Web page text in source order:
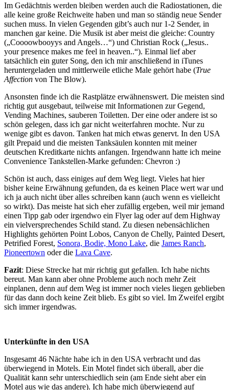
Im Gedächtnis werden bleiben werden auch die Radiostationen, die
alle keine große Reichweite haben und man so ständig neue Sender
suchen muss. In vielen Gegenden gibt’s auch nur 1-2 Sender, in
manchen gar keine. Die Musik ist aber meist die gleiche: Country
(„Coooowbooyys and Angels…“) und Christian Rock („Jesus..
your presence makes me feel in heaven..“). Einmal lief aber
tatsächlich ein guter Song, den ich mir anschließend in iTunes
heruntergeladen und mittlerweile etliche Male gehört habe (True
Affection von The Blow).
Ansonsten finde ich die Rastplätze erwähnenswert. Die meisten sind
richtig gut ausgebaut, teilweise mit Informationen zur Gegend,
Vending Machines, sauberen Toiletten. Der eine oder andere ist so
schön gelegen, dass ich gar nicht weiterfahren mochte. Nur zu
wenige gibt es davon. Tanken hat mich etwas genervt. In den USA
gilt Prepaid und die meisten Tanksäulen konnten mit meiner
deutschen Kreditkarte nichts anfangen. Irgendwann hatte ich meine
Convenience Tankstellen-Marke gefunden: Chevron :)
Schön ist auch, dass einiges auf dem Weg liegt. Vieles hat hier
bisher keine Erwähnung gefunden, da es keinen Place wert war und
ich ja auch nicht über alles schreiben kann (auch wenn es vielleicht
so wirkt). Das meiste hat sich eher zufällig ergeben, weil mir jemand
einen Tipp gab oder irgendwo ein Flyer lag oder auf dem Highway
ein vielversprechendes Schild stand. Zu diesen nebensächlichen
Highlights gehörten Point Lobos, Canyon de Chelly, Painted Desert,
Petrified Forest, Sonora, Bodie, Mono Lake, die James Ranch,
Pioneertown oder die Lava Cave.
Fazit: Diese Strecke hat mir richtig gut gefallen. Ich habe nichts
bereut. Man kann aber ohne Probleme auch noch mehr Zeit
einplanen, denn auf dem Weg ist immer noch vieles liegen geblieben
für das dann doch keine Zeit blieb. Es gibt so viel. Im Zweifel ergibt
sich immer irgendwas.
Unterkünfte in den USA
Insgesamt 46 Nächte habe ich in den USA verbracht und das
überwiegend in Motels. Ein Motel findet sich überall, aber die
Qualität kann sehr unterschiedlich sein (am Ende sieht aber ein
Motel aus wie das andere). Ich habe mich überwiegend auf